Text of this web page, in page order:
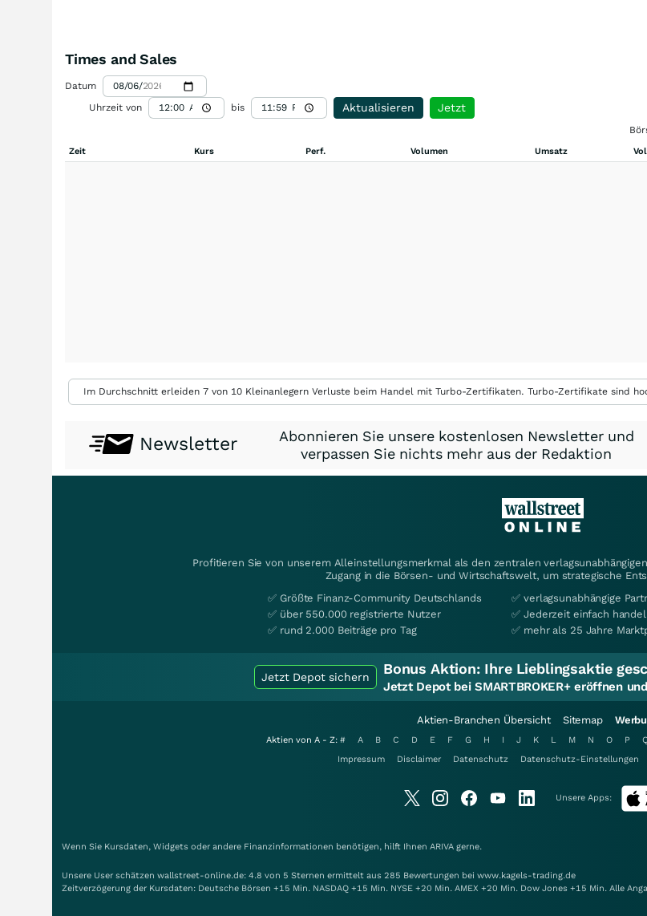
Times and Sales
Datum
Uhrzeit von
bis Aktualisieren Jetzt
Zeit Kurs Perf. Volumen Umsatz
Im Durchschnitt erleiden 7 von 10 Kleinanlegern Verluste beim Handel mit Turbo-Zertifikaten. Turbo-Zertifikate sind
Newsletter
Abonnieren Sie unsere kostenlosen Newsletter und
verpassen Sie nichts mehr aus der Redaktion
Profitieren Sie von unserem Alleinstellungsmerkmal als den zentralen
Zugang in die Börsen- und Wirtschaftswelt, um strategische
✅ Größte Finanz-Community Deutschlands
✅ über 550.000 registrierte Nutzer
✅ rund 2.000 Beiträge pro Tag
✅ verlagsunabhängige
✅ Jederzeit einfach
✅ mehr als 25 Jahre
Jetzt Depot sichern Bonus Aktion: Ihre Lieblingsaktie
Jetzt Depot bei SMARTBROKER+ eröffnen
Aktien-Branchen Übersicht Sitemap
Aktien von A - Z: # A B C D E F G H I J K L M N O P
Impressum
Disclaimer Datenschutz Datenschutz-Einstellungen
Unsere Apps:
Wenn Sie Kursdaten, Widgets oder andere Finanzinformationen benötigen, hilft Ihnen ARIVA gerne.
Unsere User schätzen wallstreet-online.de: 4.8 von 5 Sternen ermittelt aus 285 Bewertungen bei www.kagels-trading.de
Zeitverzögerung der Kursdaten: Deutsche Börsen +15 Min. NASDAQ +15 Min. NYSE +20 Min. AMEX +20 Min. Dow Jones +15 Min. Alle